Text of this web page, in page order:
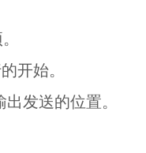
开始。
发送的位置。